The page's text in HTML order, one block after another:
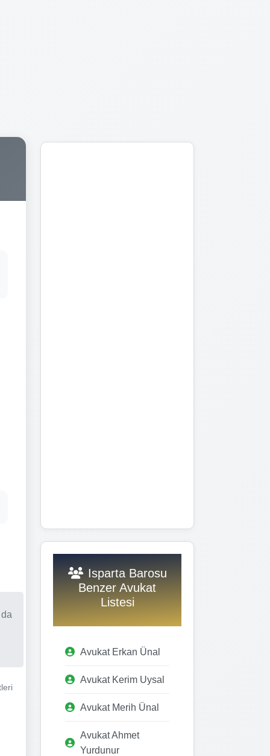
Isparta Barosu
Benzer Avukat
Listesi
Avukat Erkan Ünal
Avukat Kerim Uysal
Avukat Merih Ünal
Avukat Ahmet
Yurdunur